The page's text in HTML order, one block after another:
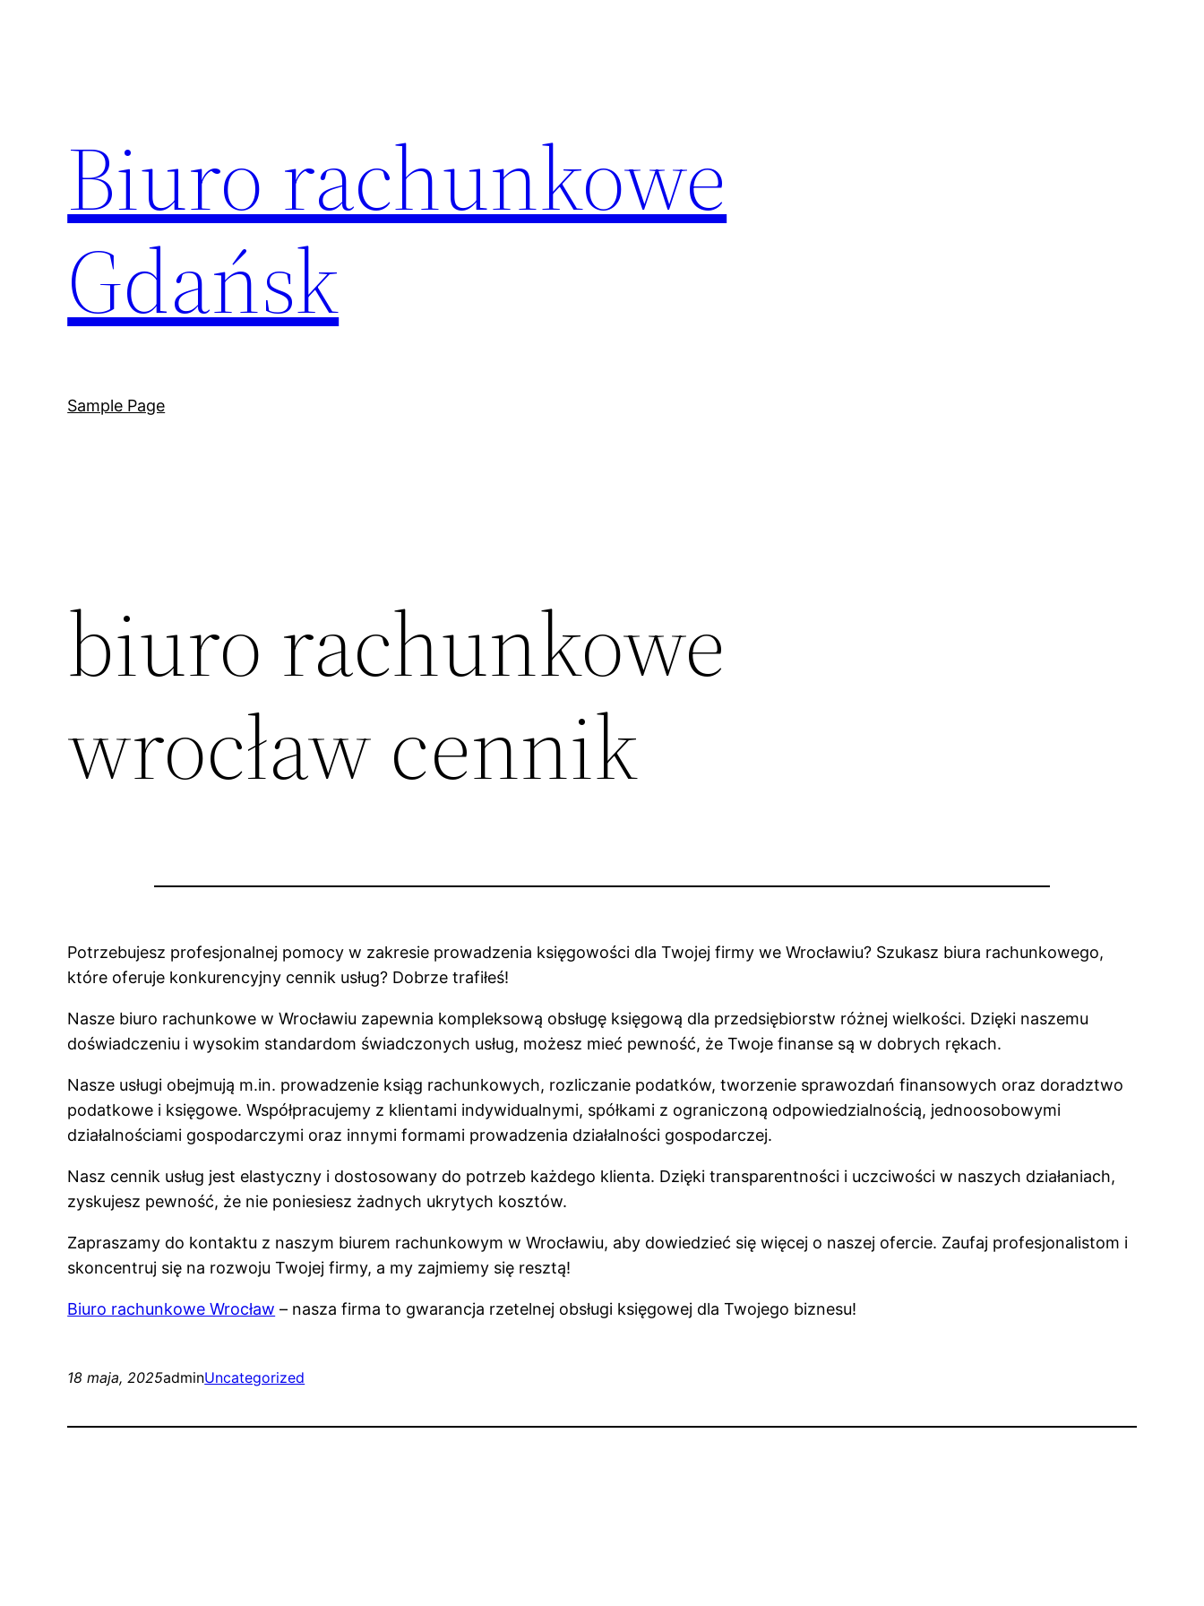
Biuro rachunkowe
Gdańsk
Sample Page
biuro rachunkowe
wrocław cennik
Potrzebujesz profesjonalnej pomocy w zakresie prowadzenia księgowości dla Twojej firmy we Wrocławiu? Szukasz biura rachunkowego,
które oferuje konkurencyjny cennik usług? Dobrze trafiłeś!
Nasze biuro rachunkowe w Wrocławiu zapewnia kompleksową obsługę księgową dla przedsiębiorstw różnej wielkości. Dzięki naszemu
doświadczeniu i wysokim standardom świadczonych usług, możesz mieć pewność, że Twoje finanse są w dobrych rękach.
Nasze usługi obejmują m.in. prowadzenie ksiąg rachunkowych, rozliczanie podatków, tworzenie sprawozdań finansowych oraz doradztwo
podatkowe i księgowe. Współpracujemy z klientami indywidualnymi, spółkami z ograniczoną odpowiedzialnością, jednoosobowymi
działalnościami gospodarczymi oraz innymi formami prowadzenia działalności gospodarczej.
Nasz cennik usług jest elastyczny i dostosowany do potrzeb każdego klienta. Dzięki transparentności i uczciwości w naszych działaniach,
zyskujesz pewność, że nie poniesiesz żadnych ukrytych kosztów.
Zapraszamy do kontaktu z naszym biurem rachunkowym w Wrocławiu, aby dowiedzieć się więcej o naszej ofercie. Zaufaj profesjonalistom i
skoncentruj się na rozwoju Twojej firmy, a my zajmiemy się resztą!
Biuro rachunkowe Wrocław – nasza firma to gwarancja rzetelnej obsługi księgowej dla Twojego biznesu!
18 maja, 2025adminUncategorized